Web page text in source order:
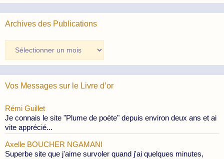
Archives des Publications
des
Publications
Vos Messages sur le Livre d’or
Rémi Guillet
Je connais le site "Plume de poète" depuis environ deux ans et ai
vite apprécié...
Axelle BOUCHER NGAMANI
Superbe site que j'aime survoler quand j'ai quelques minutes,